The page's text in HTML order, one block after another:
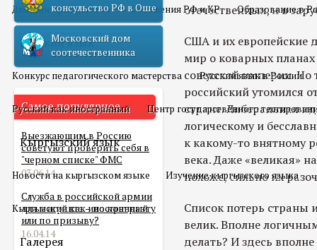
Двойное гражданство Отношения РФ и КР Образование в
Русский язык
Конкурс педагогического мастерства Русский язык в России
Русский как иностранный Центр государственного
Кыргызский язык
Новости на кыргызском языке Изучение кыргызского языка
Кыргызский как иностранный
Галерея
консульство РФ в Оше
Московский дом
соотечественника
Самое популярное
Выезжающим в Россию
советуют проверить себя в
"черном списке" ФМС
03.06.14
Служба в российской армии
для мигранта – по контракту
или по призыву?
16.04.14
отечественных, и в
США и их европейские
мир о коварных
советской империи.
российский утомился
стране. Либеральная
логическому и
к какому-то внятному
века. Даже «великая»
похоже, сильно их
Список потерь страны
велик. Вполне
делать? И здесь